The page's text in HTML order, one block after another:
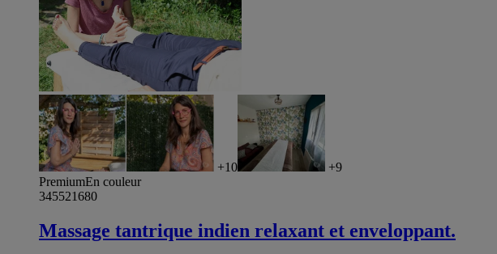
+10
+9
PremiumEn couleur
345521680
Massage tantrique indien relaxant et enveloppant.